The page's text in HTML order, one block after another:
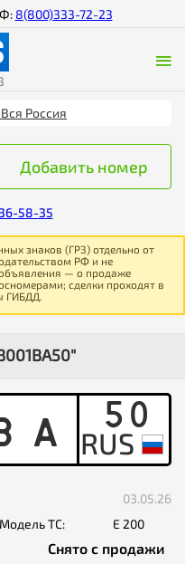
8(800)333-72-23
Россия
Добавить номер
58-35
знаков (ГРЗ) отдельно от
РФ и не
— о продаже
сделки проходят в
ГИБДД.
A 50
03.05.26
Модель ТС:
E 200
Снято с продажи